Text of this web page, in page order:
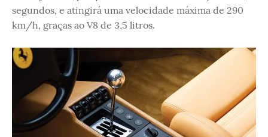
segundos, e atingirá uma velocidade máxima de 290
km/h, graças ao V8 de 3,5 litros.